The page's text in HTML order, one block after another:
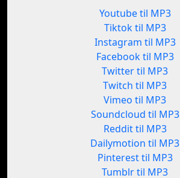
Youtube til MP3
Tiktok til MP3
Instagram til MP3
Facebook til MP3
Twitter til MP3
Twitch til MP3
Vimeo til MP3
Soundcloud til MP3
Reddit til MP3
Dailymotion til MP3
Pinterest til MP3
Tumblr til MP3